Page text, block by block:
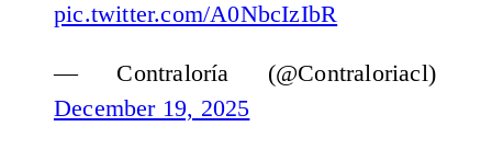
pic.twitter.com/A0NbcIzIbR
— Contraloría (@Contraloriacl)
December 19, 2025